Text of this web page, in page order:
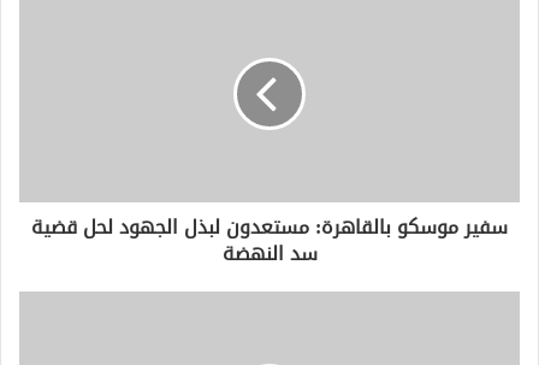
ر
سفير موسكو بالقاهرة: مستعدون لبذل الجهود لحل قضية
سد النهضة